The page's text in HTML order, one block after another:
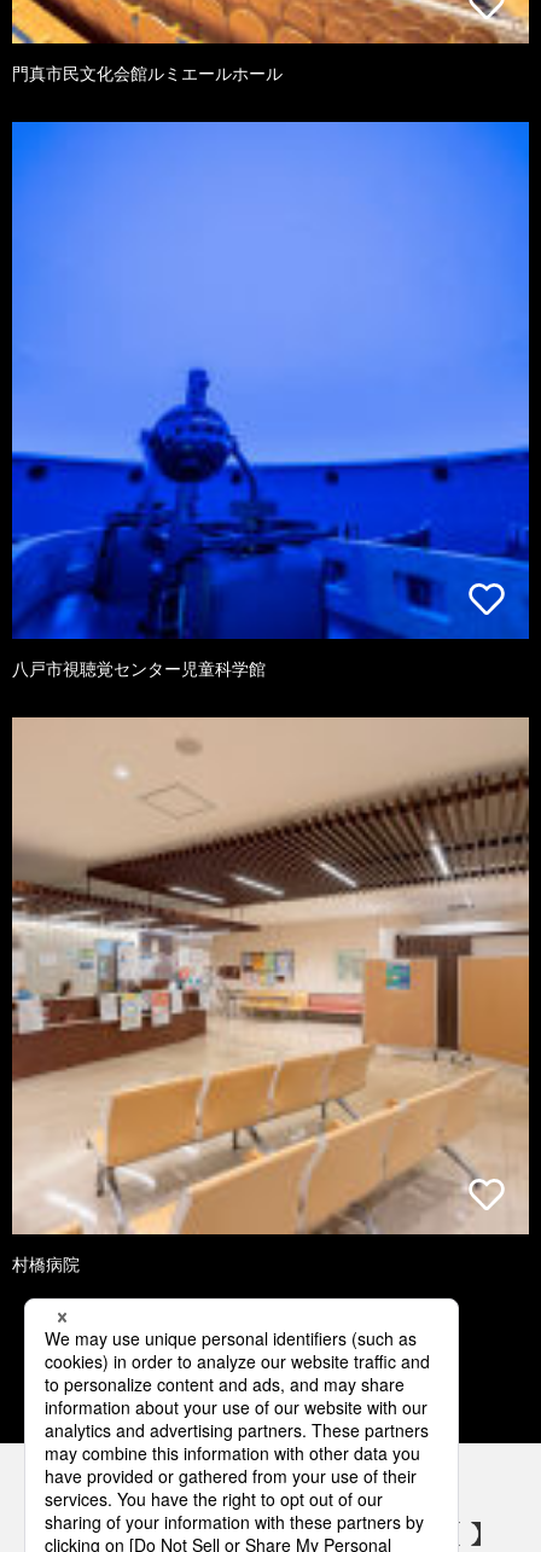
門真市民文化会館ルミエールホール
八戸市視聴覚センター児童科学館
村橋病院
1 2 3 4 5
パナソニックの電気設備 SNSアカウント